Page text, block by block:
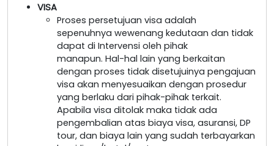
VISA
Proses persetujuan visa adalah
sepenuhnya wewenang kedutaan dan tidak
dapat di Intervensi oleh pihak
manapun. Hal-hal lain yang berkaitan
dengan proses tidak disetujuinya pengajuan
visa akan menyesuaikan dengan prosedur
yang berlaku dari pihak-pihak terkait.
Apabila visa ditolak maka tidak ada
pengembalian atas biaya visa, asuransi, DP
tour, dan biaya lain yang sudah terbayarkan